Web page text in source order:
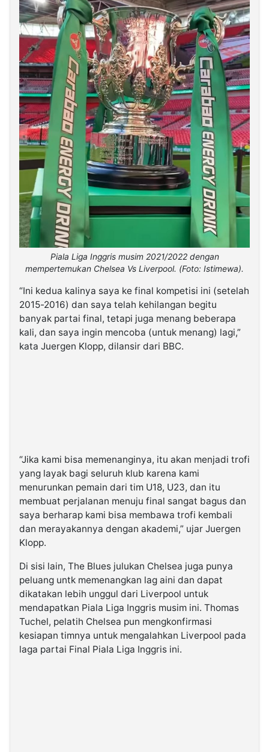
Piala Liga Inggris musim 2021/2022 dengan
mempertemukan Chelsea Vs Liverpool. (Foto: Istimewa).
“Ini kedua kalinya saya ke final kompetisi ini (setelah
2015-2016) dan saya telah kehilangan begitu
banyak partai final, tetapi juga menang beberapa
kali, dan saya ingin mencoba (untuk menang) lagi,”
kata Juergen Klopp, dilansir dari BBC.
“Jika kami bisa memenanginya, itu akan menjadi trofi
yang layak bagi seluruh klub karena kami
menurunkan pemain dari tim U18, U23, dan itu
membuat perjalanan menuju final sangat bagus dan
saya berharap kami bisa membawa trofi kembali
dan merayakannya dengan akademi,” ujar Juergen
Klopp.
Di sisi lain, The Blues julukan Chelsea juga punya
peluang untk memenangkan lag aini dan dapat
dikatakan lebih unggul dari Liverpool untuk
mendapatkan Piala Liga Inggris musim ini. Thomas
Tuchel, pelatih Chelsea pun mengkonfirmasi
kesiapan timnya untuk mengalahkan Liverpool pada
laga partai Final Piala Liga Inggris ini.